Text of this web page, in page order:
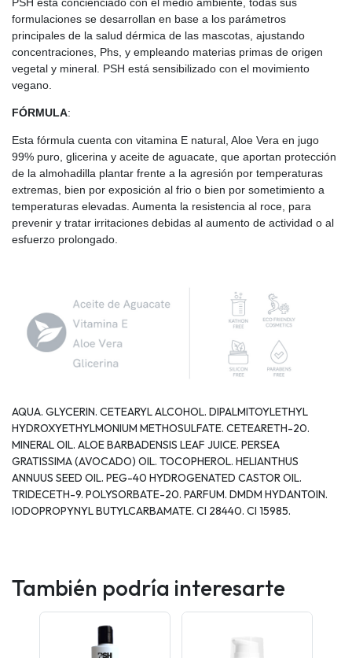
formulaciones se desarrollan en base a los parámetros
principales de la salud dérmica de las mascotas, ajustando
concentraciones, Phs, y empleando materias primas de origen
vegetal y mineral. PSH está sensibilizado con el movimiento
vegano.
FÓRMULA:
Esta fórmula cuenta con vitamina E natural, Aloe Vera en jugo
99% puro, glicerina y aceite de aguacate, que aportan protección
de la almohadilla plantar frente a la agresión por temperaturas
extremas, bien por exposición al frio o bien por sometimiento a
temperaturas elevadas. Aumenta la resistencia al roce, para
prevenir y tratar irritaciones debidas al aumento de actividad o al
esfuerzo prolongado.
AQUA. GLYCERIN. CETEARYL ALCOHOL. DIPALMITOYLETHYL
HYDROXYETHYLMONIUM METHOSULFATE. CETEARETH-20.
MINERAL OIL. ALOE BARBADENSIS LEAF JUICE. PERSEA
GRATISSIMA (AVOCADO) OIL. TOCOPHEROL. HELIANTHUS
ANNUUS SEED OIL. PEG-40 HYDROGENATED CASTOR OIL.
TRIDECETH-9. POLYSORBATE-20. PARFUM. DMDM HYDANTOIN.
IODOPROPYNYL BUTYLCARBAMATE. CI 28440. CI 15985.
También podría interesarte